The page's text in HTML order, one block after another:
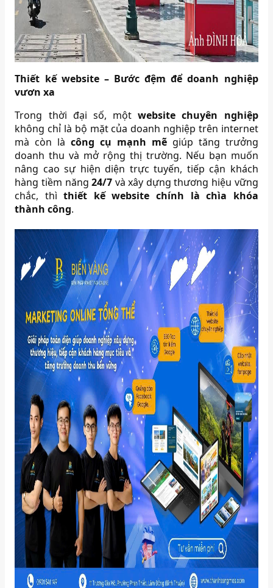
Thiết kế website – Bước đệm để doanh nghiệp
vươn xa
Trong thời đại số, mộtwebsite chuyên nghiệp
không chỉ là bộ mặt của doanh nghiệp trên internet
mà còn làcông cụ mạnh mẽgiúp tăng trưởng
doanh thu và mở rộng thị trường. Nếu bạn muốn
nâng cao sự hiện diện trực tuyến, tiếp cận khách
hàng tiềm năng24/7 và xây dựng thương hiệu vững
chắc, thìthiết kế website chính là chìa khóa
thành công.